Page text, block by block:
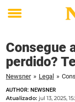
Toggle
Consegue
perdido?
Newsner » Legal »
AUTHOR: NEWSNER
Atualizado: jul 13, 2025,